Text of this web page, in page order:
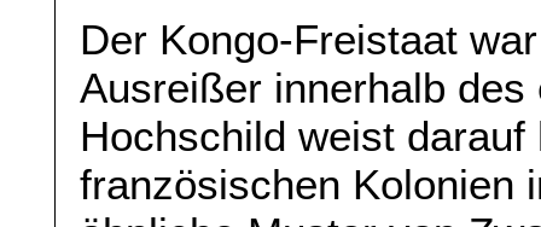
Der Kongo-Freistaat
Ausreißer innerhalb
Hochschild weist
französischen Kolonien